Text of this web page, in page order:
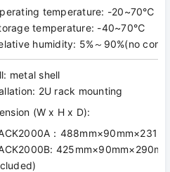
temperature: -20~70℃
temperature: -40~70℃
humidity: 5%～90%(no
metal shell
2U rack mounting
(W x H x D):
：